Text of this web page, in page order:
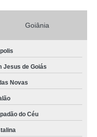
CENTRO OESTE
dos Buritis
Goiânia
Jesus de Goiás
Novas
do Céu